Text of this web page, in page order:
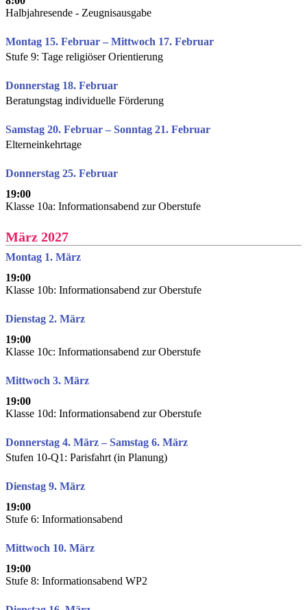
Halbjahresende - Zeugnisausgabe
Montag 15. Februar – Mittwoch 17. Februar
Stufe 9: Tage religiöser Orientierung
Donnerstag 18. Februar
Beratungstag individuelle Förderung
Samstag 20. Februar – Sonntag 21. Februar
Elterneinkehrtage
Donnerstag 25. Februar
19:00
Klasse 10a: Informationsabend zur Oberstufe
März 2027
Montag 1. März
19:00
Klasse 10b: Informationsabend zur Oberstufe
Dienstag 2. März
19:00
Klasse 10c: Informationsabend zur Oberstufe
Mittwoch 3. März
19:00
Klasse 10d: Informationsabend zur Oberstufe
Donnerstag 4. März – Samstag 6. März
Stufen 10-Q1: Parisfahrt (in Planung)
Dienstag 9. März
19:00
Stufe 6: Informationsabend
Mittwoch 10. März
19:00
Stufe 8: Informationsabend WP2